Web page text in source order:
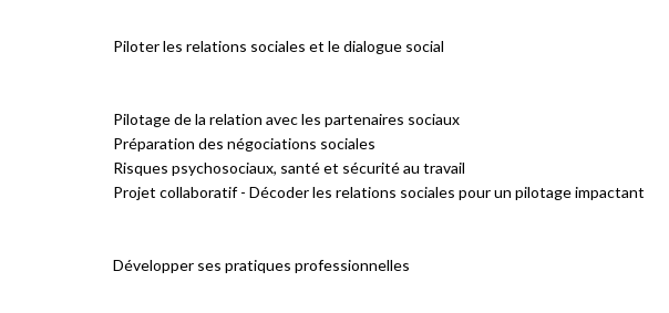
Piloter les relations sociales et le dialogue social
Pilotage de la relation avec les partenaires sociaux
Préparation des négociations sociales
Risques psychosociaux, santé et sécurité au travail
Projet collaboratif - Décoder les relations sociales pour un pilotage impactant
Développer ses pratiques professionnelles